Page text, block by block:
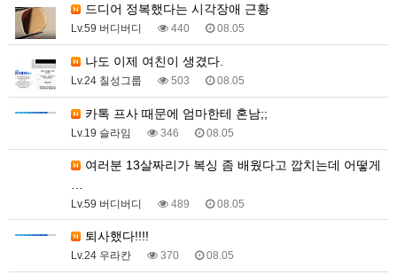
드디어 정복했다는 시각장애 근황
Lv.59 버디버디 440 08.05
나도 이제 여친이 생겼다.
Lv.24 칠성그룹 503 08.05
카톡 프사 때문에 엄마한테 혼남;;
Lv.19 슬라임 346 08.05
Lv.59 버디버디 489 08.05
퇴사했다!!!!
Lv.24 우라칸 370 08.05